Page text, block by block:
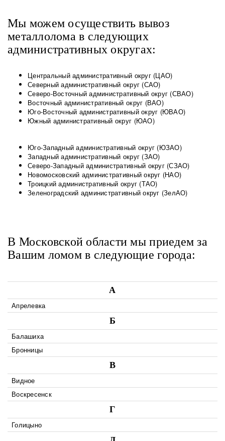
Мы можем осуществить вывоз
металлолома в следующих
административных округах:
Центральный административный округ (ЦАО)
Северный административный округ (САО)
Северо-Восточный административный округ (СВАО)
Восточный административный округ (ВАО)
Юго-Восточный административный округ (ЮВАО)
Южный административный округ (ЮАО)
Юго-Западный административный округ (ЮЗАО)
Западный административный округ (ЗАО)
Северо-Западный административный округ (СЗАО)
Новомосковский административный округ (НАО)
Троицкий административный округ (ТАО)
Зеленоградский административный округ (ЗелАО)
В Московской области мы приедем за
Вашим ломом в следующие города:
А
Апрелевка
Б
Балашиха
Бронницы
В
Видное
Воскресенск
Г
Голицыно